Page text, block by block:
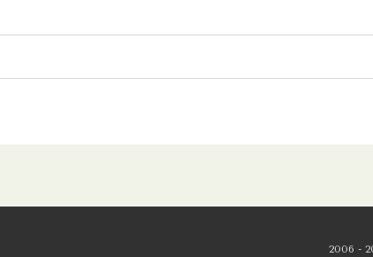
2006 -